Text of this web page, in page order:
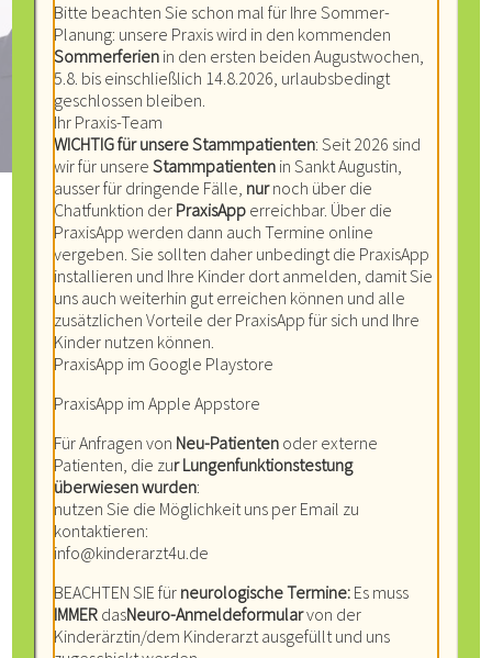
Dr. med. Daniela Stößel
Dr. med. Daniel Tibussek
Dr. Ute von Martial
Dr. med. Cornelia Maschke
Dr. med. Peitz-Kornbrust
Liebe Eltern, liebe
Kinder, liebe
Jugendliche!
Willkommen bei
Ihren Kinderärzten
in Sankt Augustin.
Wir sind ein Team von erfahrenen
Bitte beachten Sie schon mal für Ihre Sommer-
Planung: unsere Praxis wird in den kommenden
Sommerferien in den ersten beiden Augustwochen,
5.8. bis einschließlich 14.8.2026, urlaubsbedingt
geschlossen bleiben.
Ihr Praxis-Team
WICHTIG für unsere Stammpatienten: Seit 2026 sind
wir für unsereStammpatienten in Sankt Augustin,
ausser für dringende Fälle, nurnoch über die
Chatfunktion der PraxisApp erreichbar. Über die
PraxisApp werden dann auch Termine online
vergeben. Sie sollten daher unbedingt die PraxisApp
installieren und Ihre Kinder dort anmelden, damit Sie
uns auch weiterhin gut erreichen können und alle
zusätzlichen Vorteile der PraxisApp für sich und Ihre
Kinder nutzen können.
PraxisApp im Google Playstore
PraxisApp im Apple Appstore
Für Anfragen von Neu-Patienten oder externe
Patienten, die zur Lungenfunktionstestung
überwiesen wurden:
nutzen Sie die Möglichkeit uns per Email zu
kontaktieren:
info@kinderarzt4u.de
BEACHTEN SIE für neurologischeTermine: Es muss
IMMER dasNeuro-Anmeldeformularvon der
Kinderärztin/dem Kinderarzt ausgefüllt und uns